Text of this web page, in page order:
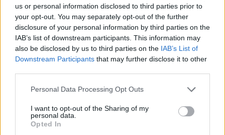
us or personal information disclosed to third parties prior to
your opt-out. You may separately opt-out of the further
disclosure of your personal information by third parties on the
IAB’s list of downstream participants. This information may
also be disclosed by us to third parties on the IAB’s List of
Downstream Participants that may further disclose it to other
Please note that this website/app uses one or more Google
not limited to your visit or usage behaviour. You may click to
grant or deny consent to Google and its third-party tags to
use your data for below specified purposes in below Google
Personal Data Processing Opt Outs
I want to opt-out of the Sharing of my
personal data.
Opted In
Ha legnagyobb sajnálatomra mégis tévednék,
meglátásait névvel, arccal előadhatja 2010. május
7.-én, pénteken a Magyar Régészeti és
Művészettörténeti Társulat a fémkeresős műszerek
használatával foglalkozó vitaülésén, ahol e poszt
szerzője valamint én is előadok.
Az ülés programját hamarosan itt is közzétesszük.
Etzilbvrg